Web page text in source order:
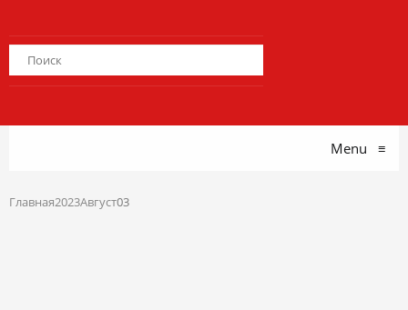
Menu ≡
Главная2023Август03